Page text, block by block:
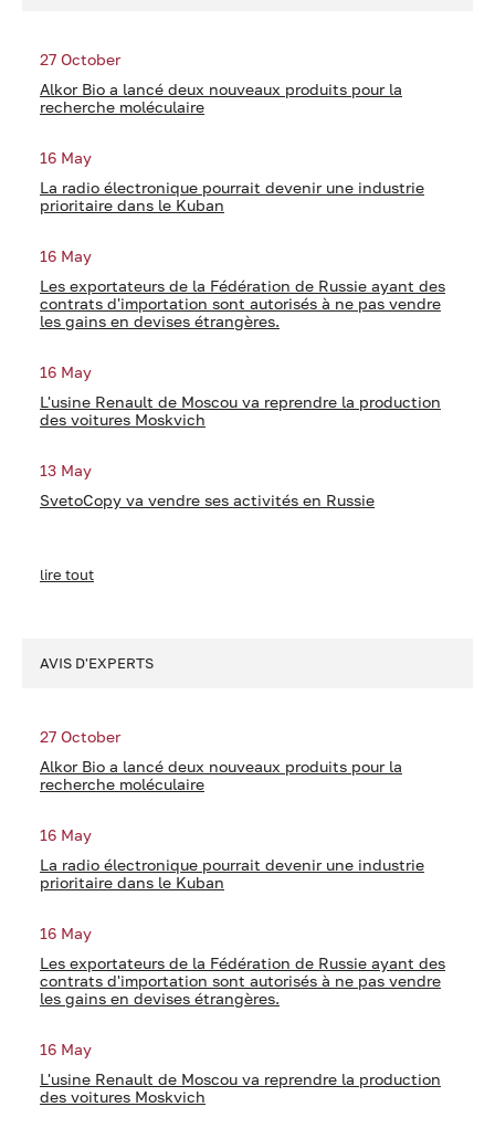
27 October
Alkor Bio a lancé deux nouveaux produits pour la
recherche moléculaire
16 May
La radio électronique pourrait devenir une industrie
prioritaire dans le Kuban
16 May
Les exportateurs de la Fédération de Russie ayant des
contrats d'importation sont autorisés à ne pas vendre
les gains en devises étrangères.
16 May
L'usine Renault de Moscou va reprendre la production
des voitures Moskvich
13 May
SvetoCopy va vendre ses activités en Russie
lire tout
AVIS D'EXPERTS
27 October
Alkor Bio a lancé deux nouveaux produits pour la
recherche moléculaire
16 May
La radio électronique pourrait devenir une industrie
prioritaire dans le Kuban
16 May
Les exportateurs de la Fédération de Russie ayant des
contrats d'importation sont autorisés à ne pas vendre
les gains en devises étrangères.
16 May
L'usine Renault de Moscou va reprendre la production
des voitures Moskvich